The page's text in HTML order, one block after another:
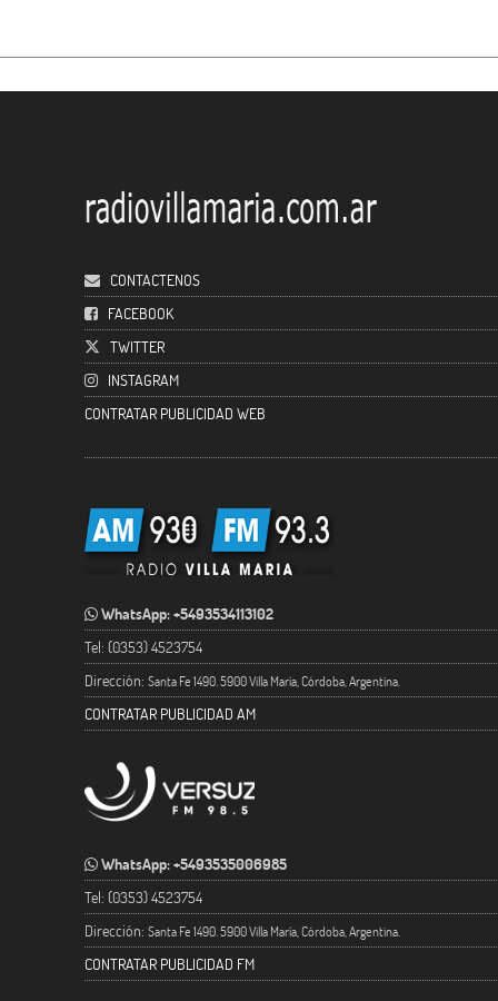
CONTACTENOS
FACEBOOK
TWITTER
INSTAGRAM
CONTRATAR PUBLICIDAD WEB
WhatsApp: +5493534113102
Tel: (0353) 4523754
Dirección: Santa Fe 1490. 5900 Villa María, Córdoba, Argentina.
CONTRATAR PUBLICIDAD AM
WhatsApp: +5493535006985
Tel: (0353) 4523754
Dirección: Santa Fe 1490. 5900 Villa María, Córdoba, Argentina.
CONTRATAR PUBLICIDAD FM